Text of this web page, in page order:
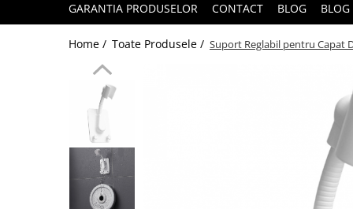
Accesorii & Organizare Bucatarie
Organizare si Depozitare Casa
Folii Si Accesorii pentru Ferestre si
Cantare Electronice & Sisteme de
Accesorii si Protectii Mobilier
GARANTIA PRODUSELOR CONTACT BLOG BLOG
Home / Toate Produsele / Suport Reglabil pentru Capat